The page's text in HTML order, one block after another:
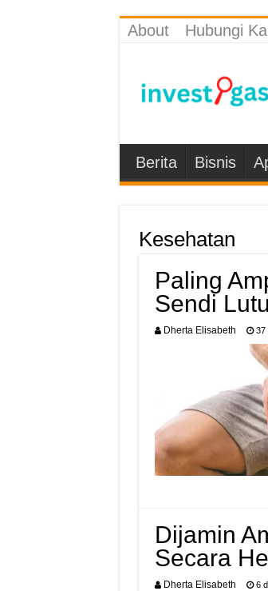
About Hubungi
Berita Bisnis
Kesehatan
Paling
Sendi
Dherta Elisabeth 37
Dijamin
Secara
Dherta Elisabeth 6